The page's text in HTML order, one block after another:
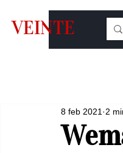
VEINTE
8 feb 2021 2